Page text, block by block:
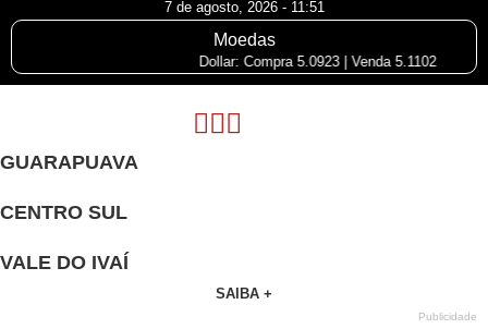
7 de agosto, 2026 - 11:51
Moedas
Dollar: Compra 5.0923 | Venda 5.1102
GUARAPUAVA
CENTRO SUL
VALE DO IVAÍ
SAIBA +
Publicidade